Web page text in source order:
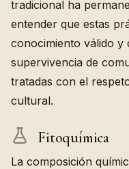
tradicional ha
entender que estas
conocimiento válido y
supervivencia de
tratadas con el
cultural.
Fitoquímica
La composición